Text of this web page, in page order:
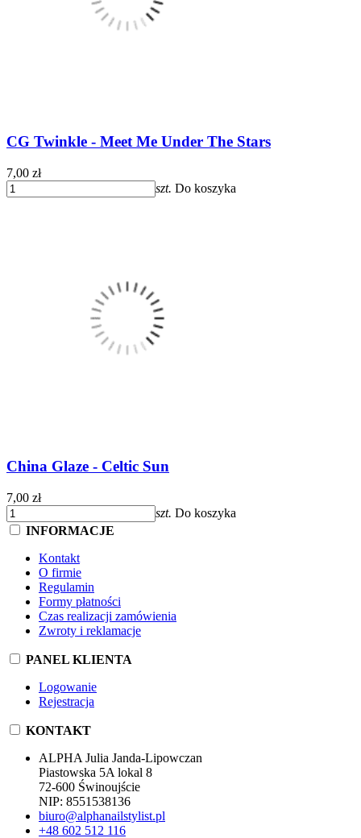
CG Twinkle - Meet Me Under The Stars
7,00 zł
szt. Do koszyka
China Glaze - Celtic Sun
7,00 zł
szt. Do koszyka
INFORMACJE
Kontakt
O firmie
Regulamin
Formy płatności
Czas realizacji zamówienia
Zwroty i reklamacje
PANEL KLIENTA
Logowanie
Rejestracja
KONTAKT
ALPHA Julia Janda-Lipowczan
Piastowska 5A lokal 8
72-600 Świnoujście
NIP: 8551538136
biuro@alphanailstylist.pl
+48 602 512 116